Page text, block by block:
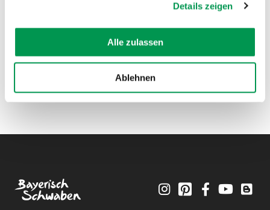
Details zeigen
Alle zulassen
Ablehnen
InstagramPinterestFacebookYouTube